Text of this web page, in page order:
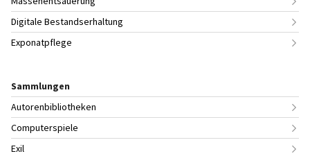
Digitale Bestandserhaltung
Exponatpflege
Sammlungen
Autorenbibliotheken
Computerspiele
Exil